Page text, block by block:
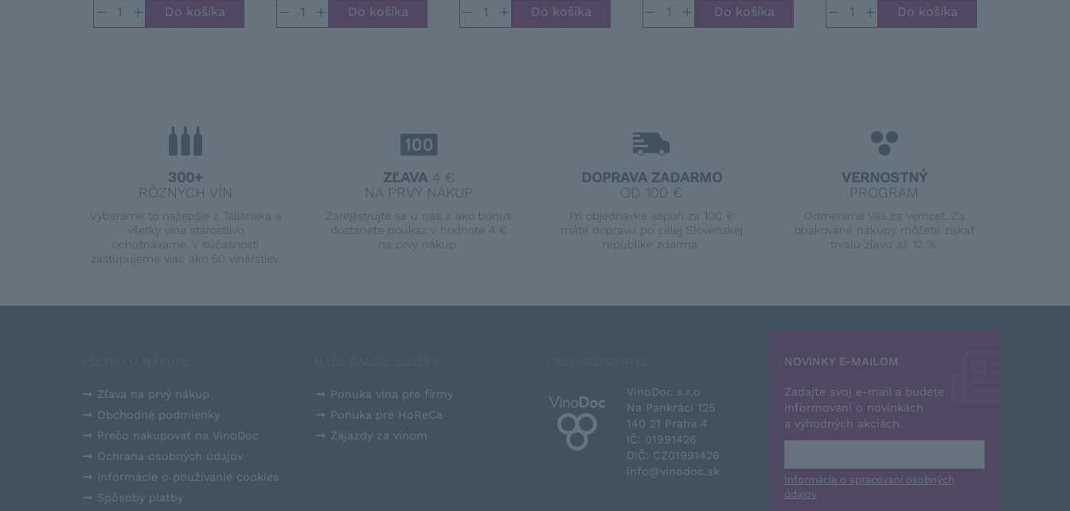
− + − + − + − + − +
300+
RÔZNYCH VÍN
Vyberáme to najlepšie z Talianska a
všetky vína starostlivo
ochutnávame. V súčasnosti
zastupujeme viac ako 50 vinárstiev.
ZĽAVA4 €
NA PRVÝ NÁKUP
Zaregistrujte sa u nás a ako bonus
dostanete poukaz v hodnote 4 €
na prvý nákup.
DOPRAVA ZADARMO
OD 100 €
Pri objednávke aspoň za 100 €
máte dopravu po celej Slovenskej
republike zdarma.
VERNOSTNÝ
PROGRAM
Odmeníme Vás za vernosť. Za
opakované nákupy môžete získať
trvalú zľavu až 12 %.
Zľava na prvý nákup
Obchodné podmienky
Prečo nakupovať na VinoDoc
Ochrana osobných údajov
Informácie o používanie cookies
Spôsoby platby
Ponuka vína pre firmy
Ponuka pre HoReCa
Zájazdy za vínom
VinoDoc s.r.o
Na Pankráci 125
140 21 Praha 4
IČ: 01991426
DIČ: CZ01991426
info@vinodoc.sk
NOVINKY E-MAILOM
Zadajte svoj e-mail a budete
informovaní o novinkách
a výhodných akciách.
Informácia o spracovaní osobných
údajov